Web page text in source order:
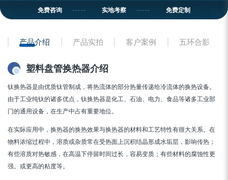
免费咨询 实地考察 免费定制
产品介绍 产品实拍 客户案例 五环合影
塑料盘管换热器介绍
钛换热器是由优质钛管制成，将热流体的部分热量传递给冷流体的换热设备。
由于工业纯钛的诸多优点，钛换热器是化工、石油、电力、食品等诸多工业部
门的通用设备，在生产中占有重要地位。
在实际应用中，换热器的换热效果与换热器的材料和工艺特性有很大关系。在
物料浓缩过程中，溶质或杂质常在受热面上沉积结晶形成水垢层，影响传热；
有些溶质对热敏感，在高温下停留时间过长，容易变质；有些材料的腐蚀性更
强。或更高的粘度等。